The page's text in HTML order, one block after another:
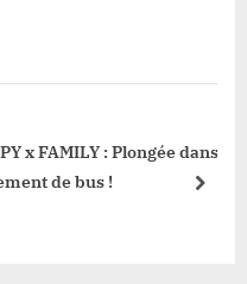
x FAMILY : Plongée dans
de bus !
next